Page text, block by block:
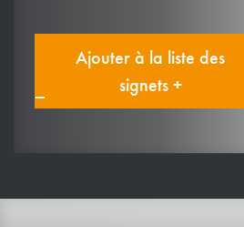
Ajouter à la liste des
signets +